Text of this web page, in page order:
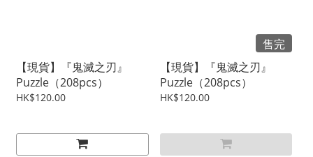
【現貨】『鬼滅之刃』
Puzzle（208pcs）
HK$120.00
售完
【現貨】『鬼滅之刃』
Puzzle（208pcs）
HK$120.00